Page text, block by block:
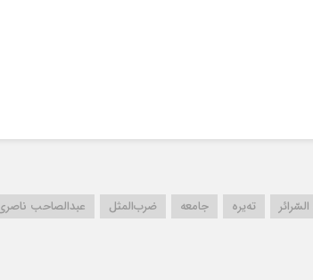
تەیرە جامعه ضرب‌المثل
عبدالصاحب